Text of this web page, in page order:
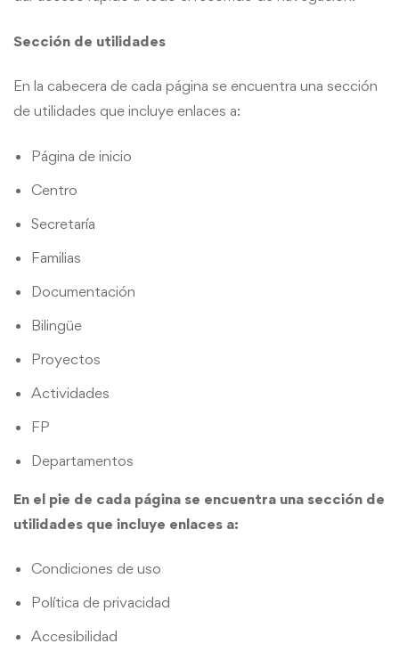
Sección de utilidades
En la cabecera de cada página se encuentra una sección
de utilidades que incluye enlaces a:
Página de inicio
Centro
Secretaría
Familias
Documentación
Bilingüe
Proyectos
Actividades
FP
Departamentos
En el pie de cada página se encuentra una sección de
utilidades que incluye enlaces a:
Condiciones de uso
Política de privacidad
Accesibilidad